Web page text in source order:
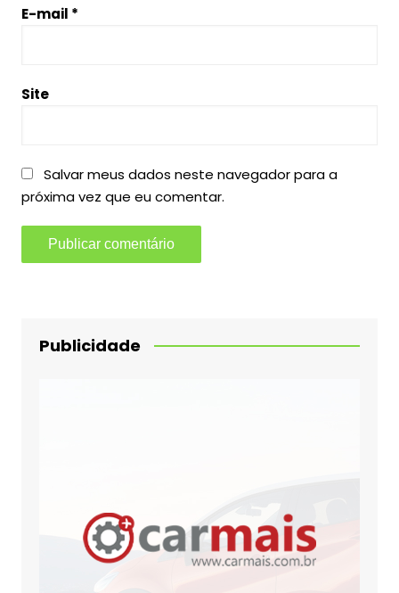
E-mail *
Site
Salvar meus dados neste navegador para a
próxima vez que eu comentar.
Publicidade